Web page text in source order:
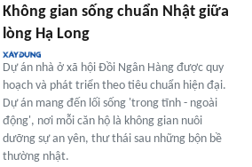
Không gian sống chuẩn Nhật giữa
lòng Hạ Long
Dự án nhà ở xã hội Đồi Ngân Hàng được quy
hoạch và phát triển theo tiêu chuẩn hiện đại.
Dự án mang đến lối sống 'trong tĩnh - ngoài
động', nơi mỗi căn hộ là không gian nuôi
dưỡng sự an yên, thư thái sau những bộn bề
thường nhật.